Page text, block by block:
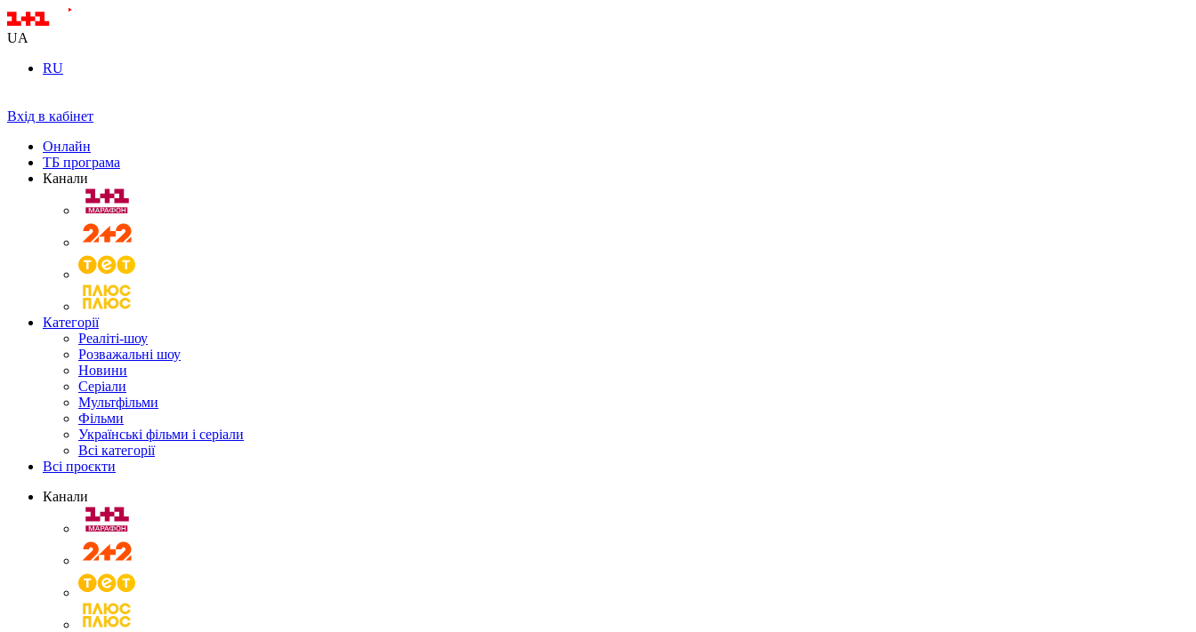
UA
RU
Вхід в кабінет
Онлайн
ТБ програма
Канали
Категорії
Реаліті-шоу
Розважальні шоу
Новини
Серіали
Мультфільми
Фільми
Українські фільми і серіали
Всі категорії
Всі проєкти
Канали